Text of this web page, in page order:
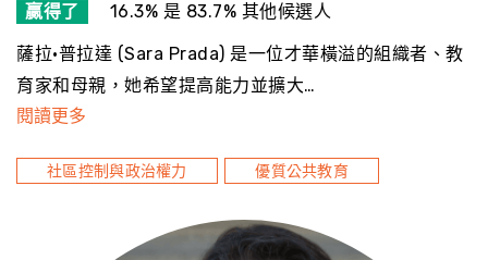
贏得了 16.3% 是 83.7% 其他候選人
薩拉·普拉達 (Sara Prada) 是一位才華橫溢的組織者、教
育家和母親，她希望提高能力並擴大…
閱讀更多
社區控制與政治權力 優質公共教育